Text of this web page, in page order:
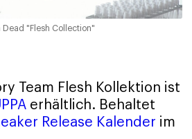
Dead "Flesh Collection"
Team Flesh Kollektion ist
erhältlich. Behaltet
Release Kalender im